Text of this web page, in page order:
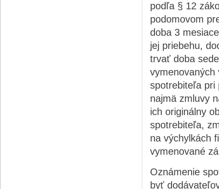
podľa § 12
podomovom
doba 3
jej priebehu,
trvať doba
vymenovaných
spotrebiteľa pri
najmä zmluvy
ich originálny
spotrebiteľa,
na výchylkách
vymenované
Oznámenie
byť